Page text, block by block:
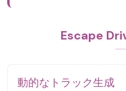
Escape
動的なトラック生成